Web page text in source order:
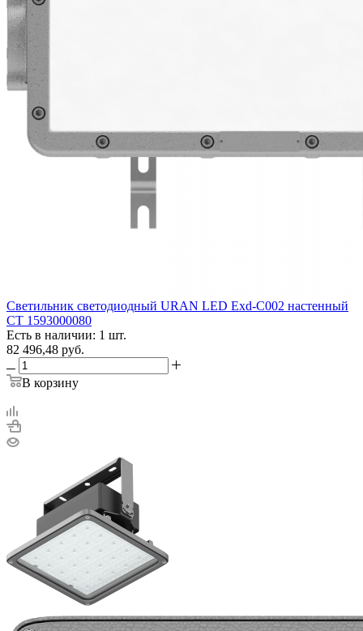
Светильник светодиодный URAN LED Exd-C002 настенный
СТ 1593000080
Есть в наличии: 1 шт.
82 496,48 руб.
В корзину